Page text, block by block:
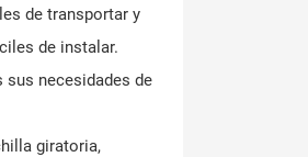
de transportar y
de instalar.
necesidades de
giratoria,